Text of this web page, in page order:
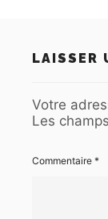
LAISSER
Votre
Les
Commentaire *